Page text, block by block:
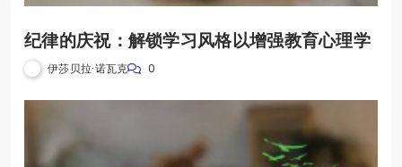
纪律的庆祝：解锁学习风格以增强教育心理学
伊莎贝拉·诺瓦克 0